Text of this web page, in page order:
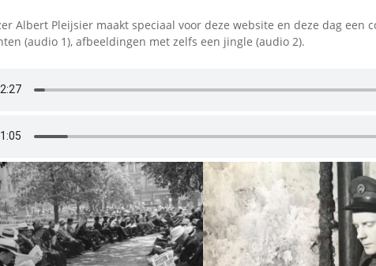
Albert Pleijsier maakt speciaal voor deze website en deze dag een
(audio 1), afbeeldingen met zelfs een jingle (audio 2).